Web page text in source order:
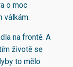
o moc
válkám.
na frontě. A
životě se
to mělo